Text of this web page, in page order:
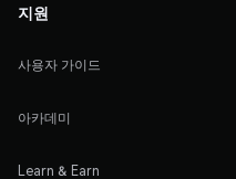
지원
사용자 가이드
아카데미
Learn & Earn